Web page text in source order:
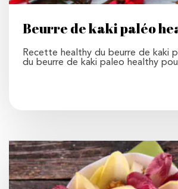
Beurre de kaki paléo
Recette healthy du beurre de kaki
du beurre de kaki paleo healthy